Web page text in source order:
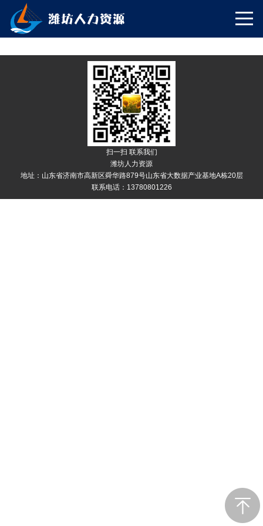
扫一扫 联系我们
潍坊人力资源
地址：山东省济南市高新区舜华路879号山东省大数据产业基地A栋20层
联系电话：13780801226